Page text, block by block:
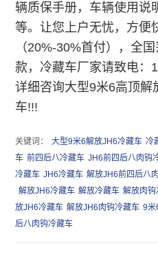
辆质保手册，车辆使用说
等。让您上户无忧，方便
（20%-30%首付），全
款，冷藏车厂家请致电：
详细咨询大型9米6高顶解
车!!!
关键词： 大型9米6解放JH6冷藏车 冷
车 前四后八冷藏车 JH6前四后八肉钩
冷藏车 JH6冷藏车 解放JH6前四后八
解放JH6冷藏车 解放冷藏车 解放肉钩
放JH6冷藏车 解放JH6肉钩冷藏车 9米
后八肉钩冷藏车